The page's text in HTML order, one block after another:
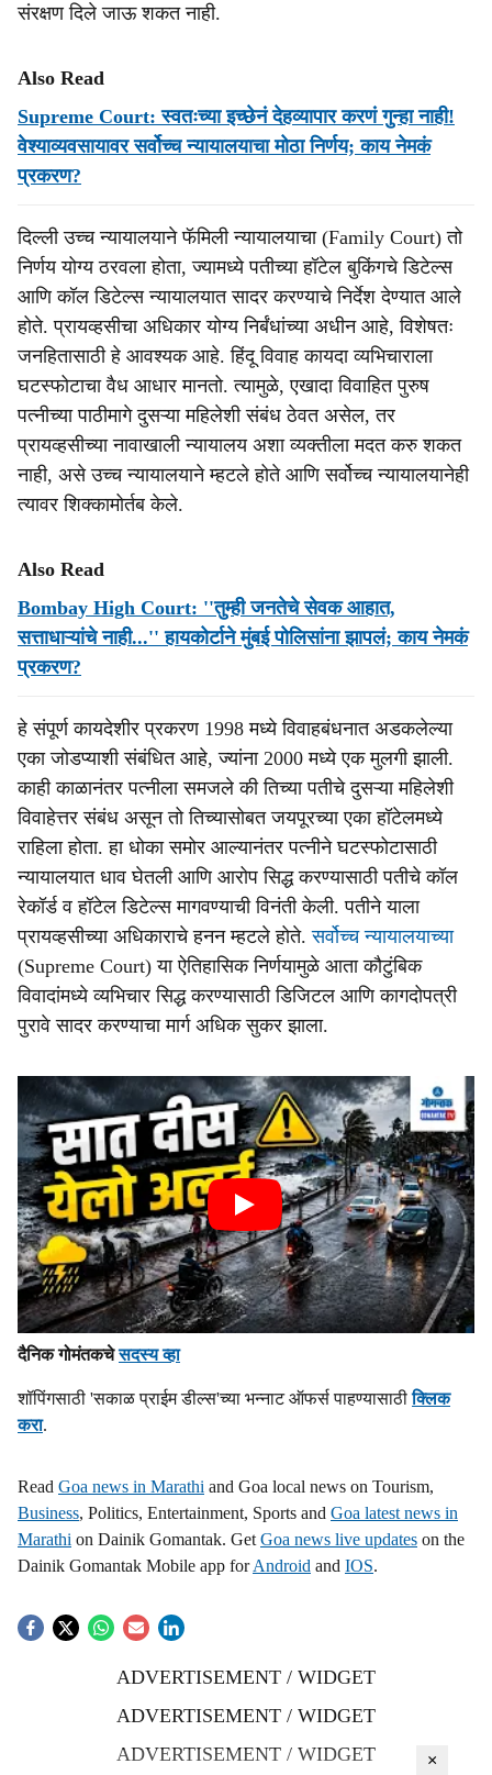
संरक्षण दिले जाऊ शकत नाही.
Also Read
Supreme Court: स्वतःच्या इच्छेनं देहव्यापार करणं गुन्हा नाही!
वेश्याव्यवसायावर सर्वोच्च न्यायालयाचा मोठा निर्णय; काय नेमकं
प्रकरण?
दिल्ली उच्च न्यायालयाने फॅमिली न्यायालयाचा (Family Court) तो
निर्णय योग्य ठरवला होता, ज्यामध्ये पतीच्या हॉटेल बुकिंगचे डिटेल्स
आणि कॉल डिटेल्स न्यायालयात सादर करण्याचे निर्देश देण्यात आले
होते. प्रायव्हसीचा अधिकार योग्य निर्बंधांच्या अधीन आहे, विशेषतः
जनहितासाठी हे आवश्यक आहे. हिंदू विवाह कायदा व्यभिचाराला
घटस्फोटाचा वैध आधार मानतो. त्यामुळे, एखादा विवाहित पुरुष
पत्नीच्या पाठीमागे दुसऱ्या महिलेशी संबंध ठेवत असेल, तर
प्रायव्हसीच्या नावाखाली न्यायालय अशा व्यक्तीला मदत करु शकत
नाही, असे उच्च न्यायालयाने म्हटले होते आणि सर्वोच्च न्यायालयानेही
त्यावर शिक्कामोर्तब केले.
Also Read
Bombay High Court: ''तुम्ही जनतेचे सेवक आहात,
सत्ताधाऱ्यांचे नाही...'' हायकोर्टाने मुंबई पोलिसांना झापलं; काय नेमकं
प्रकरण?
हे संपूर्ण कायदेशीर प्रकरण 1998 मध्ये विवाहबंधनात अडकलेल्या
एका जोडप्याशी संबंधित आहे, ज्यांना 2000 मध्ये एक मुलगी झाली.
काही काळानंतर पत्नीला समजले की तिच्या पतीचे दुसऱ्या महिलेशी
विवाहेत्तर संबंध असून तो तिच्यासोबत जयपूरच्या एका हॉटेलमध्ये
राहिला होता. हा धोका समोर आल्यानंतर पत्नीने घटस्फोटासाठी
न्यायालयात धाव घेतली आणि आरोप सिद्ध करण्यासाठी पतीचे कॉल
रेकॉर्ड व हॉटेल डिटेल्स मागवण्याची विनंती केली. पतीने याला
प्रायव्हसीच्या अधिकाराचे हनन म्हटले होते.सर्वोच्च न्यायालयाच्या
(Supreme Court) या ऐतिहासिक निर्णयामुळे आता कौटुंबिक
विवादांमध्ये व्यभिचार सिद्ध करण्यासाठी डिजिटल आणि कागदोपत्री
पुरावे सादर करण्याचा मार्ग अधिक सुकर झाला.
दैनिक गोमंतकचेसदस्य व्हा
शॉपिंगसाठी 'सकाळ प्राईम डील्स'च्या भन्नाट ऑफर्स पाहण्यासाठीक्लिक
करा.
Read Goa news in Marathi and Goa local news on Tourism,
Business, Politics, Entertainment, Sports and Goa latest news in
Marathi on Dainik Gomantak. Get Goa news live updates on the
Dainik Gomantak Mobile app forAndroid and IOS.
ADVERTISEMENT / WIDGET
ADVERTISEMENT / WIDGET
ADVERTISEMENT / WIDGET
×